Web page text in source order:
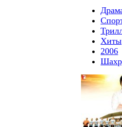
Хиты
2006